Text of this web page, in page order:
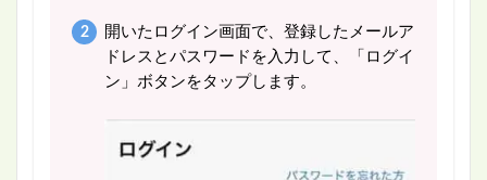
開いたログイン画面で、登録したメールア
ドレスとパスワードを入力して、「ログイ
ン」ボタンをタップします。